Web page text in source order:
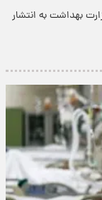
بهداشت به انتشار